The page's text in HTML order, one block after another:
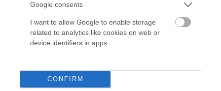
Google consents
I want to allow Google to enable storage
related to analytics like cookies on web or
device identifiers in apps.
CONFIRM
La localidad de Torreorgaz (Cáceres) acogerá este
próximo sábado 28 de febrero la disputa de la Tamusia Bike
Loop...
Leer Más